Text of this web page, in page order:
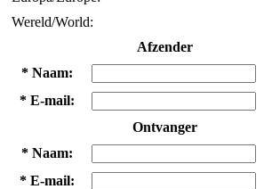
Wereld/World:
Afzender
* Naam:
* E-mail:
Ontvanger
* Naam:
* E-mail: